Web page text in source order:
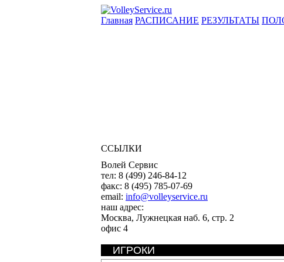
Главная РАСПИСАНИЕ РЕЗУЛЬТАТЫ
ССЫЛКИ
Волей Сервис
тел: 8 (499) 246-84-12
факс: 8 (495) 785-07-69
email: info@volleyservice.ru
наш адрес:
Москва, Лужнецкая наб. 6, стр. 2
офис 4
ИГРОКИ